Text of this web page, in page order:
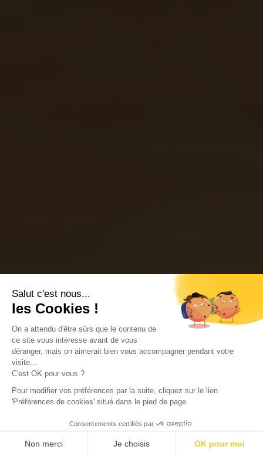
Salut c'est nous...
les Cookies !
On a attendu d'être sûrs que le contenu de
ce site vous intéresse avant de vous
déranger, mais on aimerait bien vous accompagner pendant votre
visite...
C'est OK pour vous ?
Pour modifier vos préférences par la suite, cliquez sur le lien
'Préférences de cookies' situé dans le pied de page.
Consentements certifiés par
Non merci Je choisis OK pour moi